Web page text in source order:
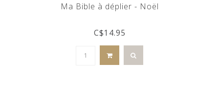
Ma Bible à déplier - Noël
C$14.95